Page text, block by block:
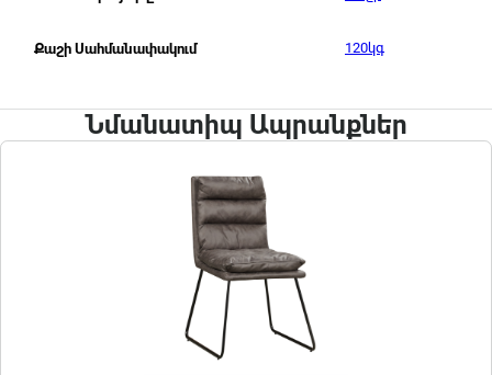
Քաշի Սահմանափակում 120կգ
Նմանատիպ Ապրանքներ